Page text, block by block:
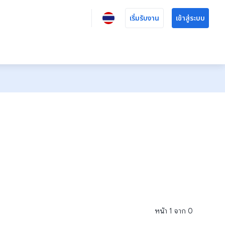
เริ่มรับงาน เข้าสู่ระบบ
หน้า 1 จาก 0